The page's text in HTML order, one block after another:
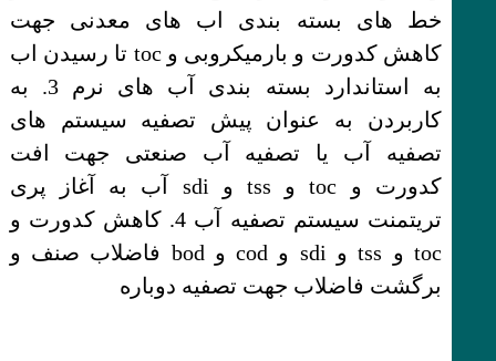
خط های بسته بندی اب های معدنی جهت
کاهش کدورت و بارمیکروبی و toc تا رسیدن اب
به استاندارد بسته بندی آب های نرم 3. به
کاربردن به عنوان پیش تصفیه سیستم های
تصفیه آب یا تصفیه آب صنعتی جهت افت
کدورت و toc و tss و sdi آب به آغاز پری
تریتمنت سیستم تصفیه آب 4. کاهش کدورت و
toc و tss و sdi و cod و bod فاضلاب صنف و
برگشت فاضلاب جهت تصفیه دوباره